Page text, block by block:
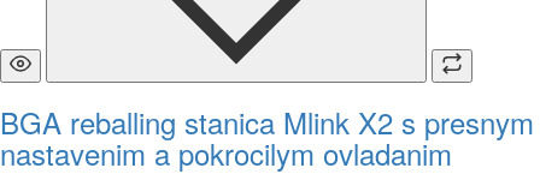
BGA reballing stanica Mlink X2 s presnym
nastavenim a pokrocilym ovladanim